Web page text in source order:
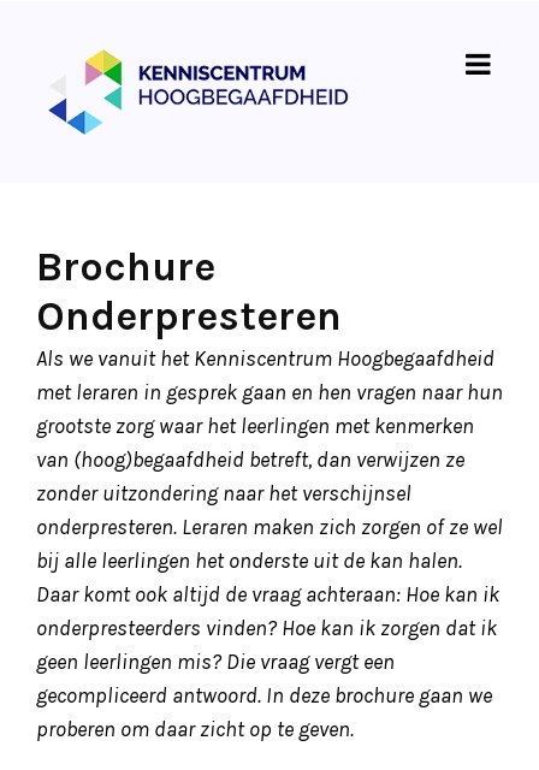
Brochure
Onderpresteren
Als we vanuit het Kenniscentrum Hoogbegaafdheid
met leraren in gesprek gaan en hen vragen naar hun
grootste zorg waar het leerlingen met kenmerken
van (hoog)begaafdheid betreft, dan verwijzen ze
zonder uitzondering naar het verschijnsel
onderpresteren. Leraren maken zich zorgen of ze wel
bij alle leerlingen het onderste uit de kan halen.
Daar komt ook altijd de vraag achteraan: Hoe kan ik
onderpresteerders vinden? Hoe kan ik zorgen dat ik
geen leerlingen mis? Die vraag vergt een
gecompliceerd antwoord. In deze brochure gaan we
proberen om daar zicht op te geven.